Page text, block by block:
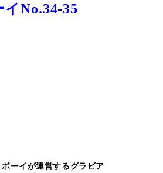
No.34-35
ーイが運営するグラビア